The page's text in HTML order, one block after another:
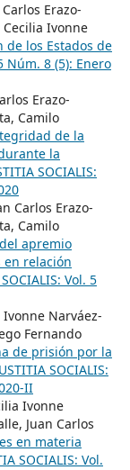
Erazo-
Ivonne
de los Estados de
Núm. 8 (5): Enero
Erazo-
Camilo
de la
la
SOCIALIS:
Carlos Erazo-
Camilo
apremio
relación
Vol. 5
Ivonne Narváez-
Fernando
de prisión por la
SOCIALIS:
II
Ivonne
Juan Carlos
en materia
SOCIALIS: Vol.